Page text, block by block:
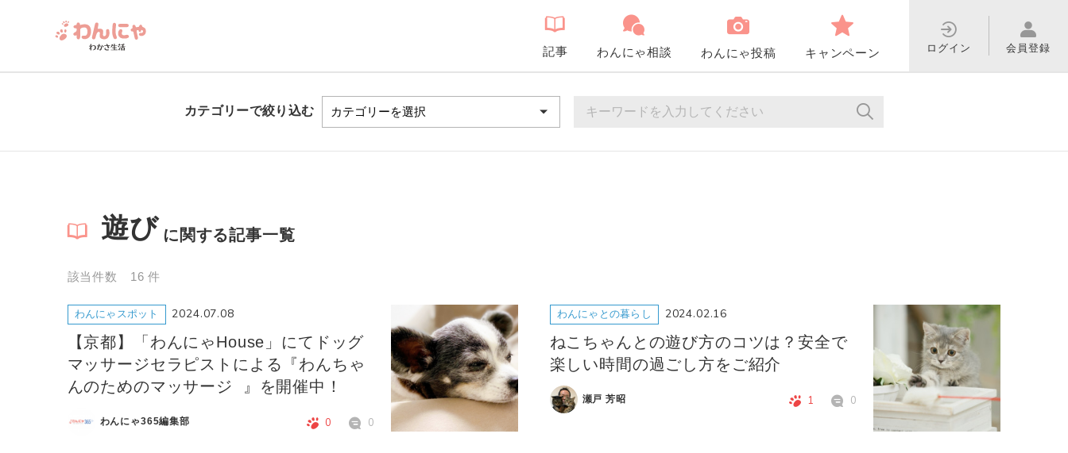
ログイン 会員登録
記事 わんにゃ相談 わんにゃ投稿 キャンペーン
カテゴリーで絞り込む
遊び に関する記事一覧
該当件数 16 件
わんにゃスポット 2024.07.08
【京都】「わんにゃHouse」にてドッグ
マッサージセラピストによる『わんちゃ
んのためのマッサージ 』を開催中！
わんにゃ365編集部 0 0
わんにゃとの暮らし 2024.02.16
ねこちゃんとの遊び方のコツは？安全で
楽しい時間の過ごし方をご紹介
瀬戸 芳昭 1 0